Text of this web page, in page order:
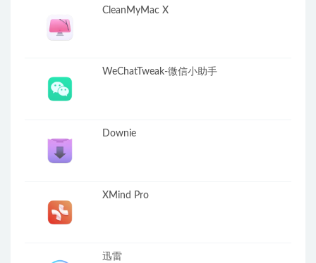
CleanMyMac X
WeChatTweak-微信小助手
Downie
XMind Pro
迅雷